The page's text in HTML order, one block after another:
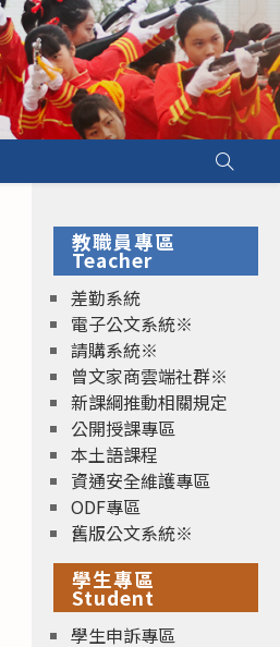
教職員專區
Teacher
差勤系統
電子公文系統※
請購系統※
曾文家商雲端社群※
新課綱推動相關規定
公開授課專區
本土語課程
資通安全維護專區
ODF專區
舊版公文系統※
學生專區
Student
學生申訴專區